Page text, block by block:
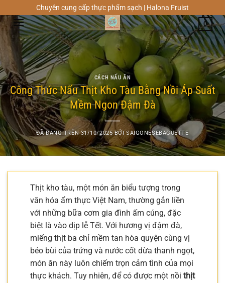
đến
nội
dung
Chuyên cung cấp thực phẩm sạch | Halona Fruist
0
CÁCH NẤU ĂN
Công Thức Nấu Thịt Kho Tàu Bằng Nồi Áp Suất
Mềm Ngon Đậm Đà
ĐÃ ĐĂNG TRÊN31/10/2025 BỞISAIGONESEBAGUETTE
Thịt kho tàu, một món ăn biểu tượng trong
văn hóa ẩm thực Việt Nam, thường gắn liền
với những bữa cơm gia đình ấm cúng, đặc
biệt là vào dịp lễ Tết. Với hương vị đậm đà,
miếng thịt ba chỉ mềm tan hòa quyện cùng vị
béo bùi của trứng và nước cốt dừa thanh ngọt,
món ăn này luôn chiếm trọn cảm tình của mọi
thực khách. Tuy nhiên, để có được một nồi thịt